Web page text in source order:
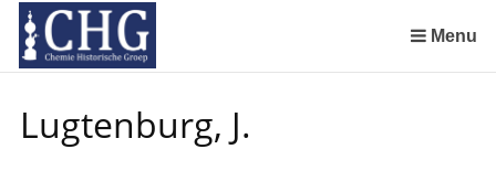
links
over
naar
de
Menu
Lugtenburg, J.